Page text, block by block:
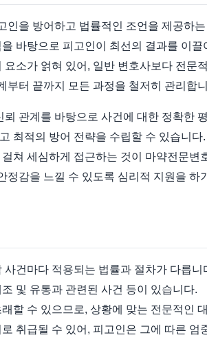
인을 방어하고 법률적인 조언을 제공하
바탕으로 피고인이 최선의 결과를 이
소가 얽혀 있어, 일반 변호사보다 전문
부터 끝까지 모든 과정을 철저히 관리합
관계를 바탕으로 사건에 대한 정확한
최적의 방어 전략을 수립할 수 있습니다.
쳐 세심하게 접근하는 것이 마약전문변
정감을 느낄 수 있도록 심리적 지원을 하
건마다 적용되는 법률과 절차가 다릅니
및 유통과 관련된 사건 등이 있습니다.
할 수 있으므로, 상황에 맞는 전문적인
취급될 수 있어, 피고인은 그에 따른 엄